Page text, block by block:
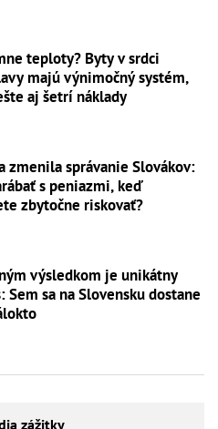
teploty? Byty v srdci
majú výnimočný systém,
aj šetrí náklady
zmenila správanie Slovákov:
s peniazmi, keď
zbytočne riskovať?
výsledkom je unikátny
Sem sa na Slovensku dostane
zážitky